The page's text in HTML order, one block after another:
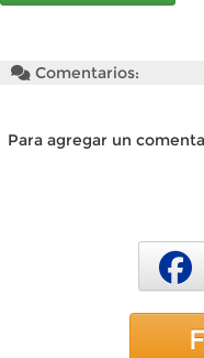
Comentarios:
Para agregar un